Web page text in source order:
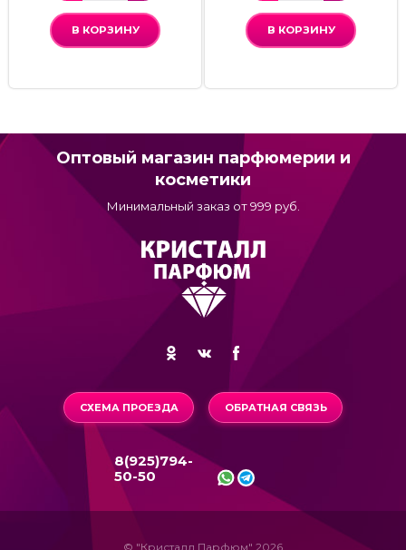
В КОРЗИНУ В КОРЗИНУ
Оптовый магазин парфюмерии и
косметики
Минимальный заказ от 999 руб.
СХЕМА ПРОЕЗДА ОБРАТНАЯ СВЯЗЬ
8(925)794-
50-50
© "Кристалл Парфюм" 2026